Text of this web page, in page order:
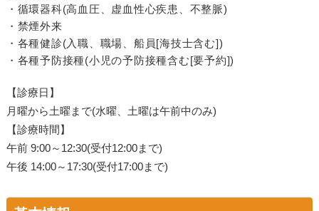
・循環器科(高血圧、虚血性心疾患、不整脈)
・禁煙外来
・各種健診(入職、職場、船員[海技士含む])
・各種予防接種(小児の予防接種含む[要予約])
【診療日】
月曜から土曜まで(水曜、土曜は午前中のみ)
【診療時間】
午前 9:00～12:30(受付12:00まで)
午後 14:00～17:30(受付17:00まで)